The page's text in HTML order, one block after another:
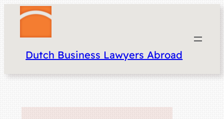
Dutch Business Lawyers Abroad